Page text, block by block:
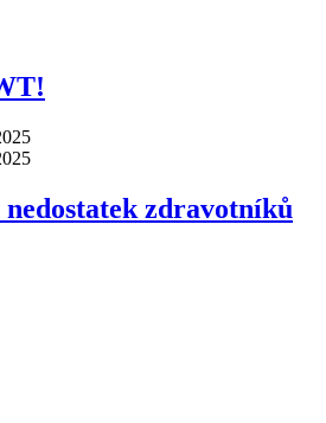
zdravotníků